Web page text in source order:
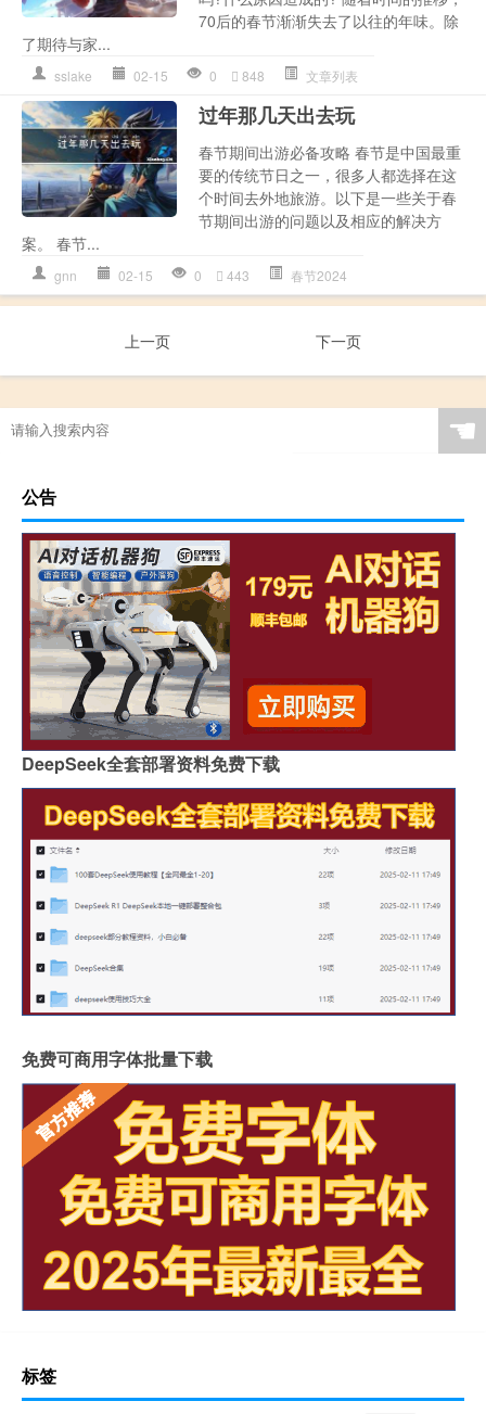
70后的春节渐渐失去了以往的年味。除
了期待与家...
sslake 02-15 0 848 文章列表
过年那几天出去玩
春节期间出游必备攻略 春节是中国最重
要的传统节日之一，很多人都选择在这
个时间去外地旅游。以下是一些关于春
节期间出游的问题以及相应的解决方
案。 春节...
gnn 02-15 0 443 春节2024
上一页 下一页
☚
公告
DeepSeek全套部署资料免费下载
免费可商用字体批量下载
标签